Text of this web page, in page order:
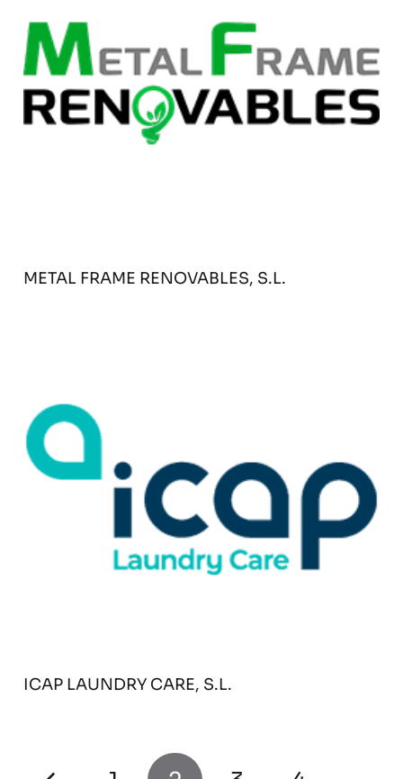
METAL FRAME RENOVABLES, S.L.
ICAP LAUNDRY CARE, S.L.